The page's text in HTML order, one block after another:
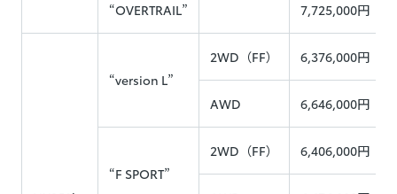
“OVERTRAIL” 7,725,000円
“version L”
2WD（FF） 6,376,000円
AWD 6,646,000円
“F SPORT”
2WD（FF） 6,406,000円